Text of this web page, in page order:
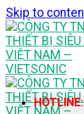
Skip to